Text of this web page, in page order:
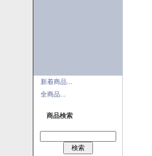
新着商品...
全商品...
商品検索